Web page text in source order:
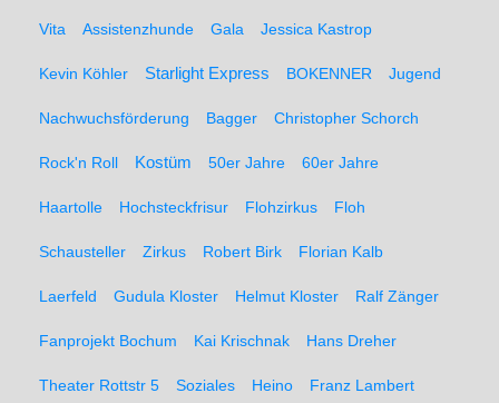
Vita Assistenzhunde Gala Jessica Kastrop
Kevin Köhler Starlight Express BOKENNER Jugend
Nachwuchsförderung Bagger Christopher Schorch
Rock'n Roll Kostüm 50er Jahre 60er Jahre
Haartolle Hochsteckfrisur Flohzirkus Floh
Schausteller Zirkus Robert Birk Florian Kalb
Laerfeld Gudula Kloster Helmut Kloster Ralf Zänger
Fanprojekt Bochum Kai Krischnak Hans Dreher
Theater Rottstr 5 Soziales Heino Franz Lambert